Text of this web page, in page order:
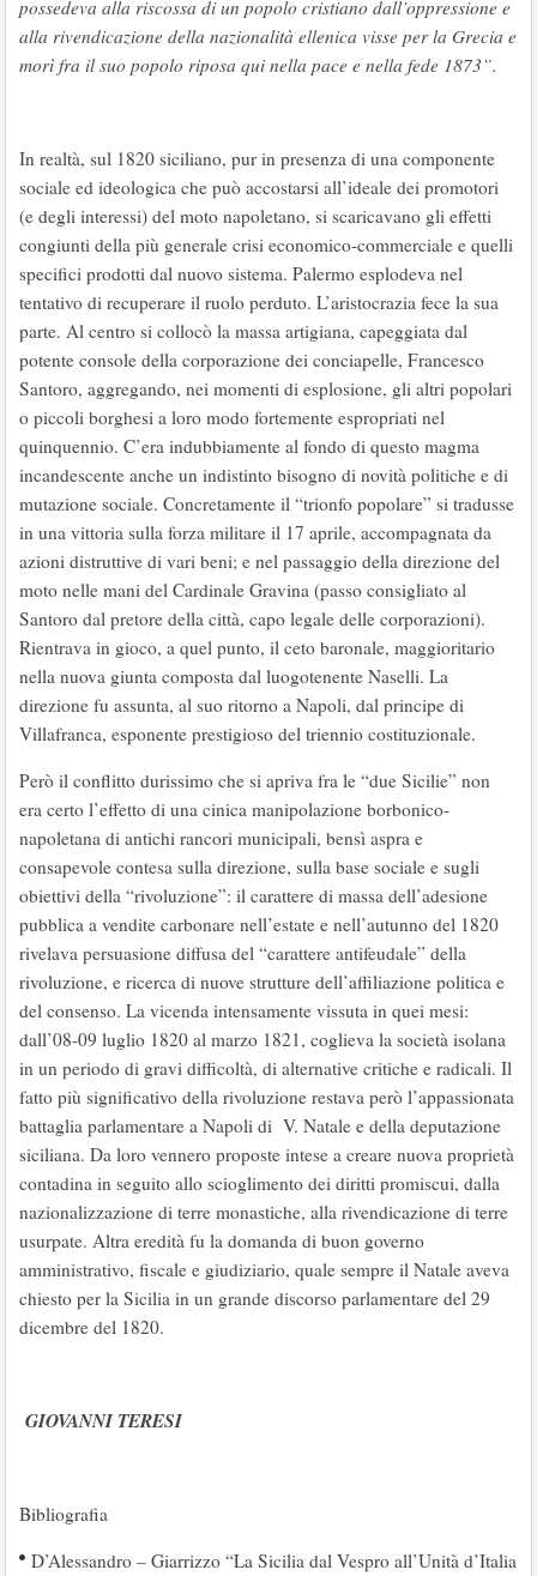
possedeva alla riscossa di un popolo cristiano dall’oppressione e
alla rivendicazione della nazionalità ellenica visse per la Grecia e
morì fra il suo popolo riposa qui nella pace e nella fede 1873”.
In realtà, sul 1820 siciliano, pur in presenza di una componente
sociale ed ideologica che può accostarsi all’ideale dei promotori
(e degli interessi) del moto napoletano, si scaricavano gli effetti
congiunti della più generale crisi economico-commerciale e quelli
specifici prodotti dal nuovo sistema. Palermo esplodeva nel
tentativo di recuperare il ruolo perduto. L’aristocrazia fece la sua
parte. Al centro si collocò la massa artigiana, capeggiata dal
potente console della corporazione dei conciapelle, Francesco
Santoro, aggregando, nei momenti di esplosione, gli altri popolari
o piccoli borghesi a loro modo fortemente espropriati nel
quinquennio. C’era indubbiamente al fondo di questo magma
incandescente anche un indistinto bisogno di novità politiche e di
mutazione sociale. Concretamente il “trionfo popolare” si tradusse
in una vittoria sulla forza militare il 17 aprile, accompagnata da
azioni distruttive di vari beni; e nel passaggio della direzione del
moto nelle mani del Cardinale Gravina (passo consigliato al
Santoro dal pretore della città, capo legale delle corporazioni).
Rientrava in gioco, a quel punto, il ceto baronale, maggioritario
nella nuova giunta composta dal luogotenente Naselli. La
direzione fu assunta, al suo ritorno a Napoli, dal principe di
Villafranca, esponente prestigioso del triennio costituzionale.
Però il conflitto durissimo che si apriva fra le “due Sicilie” non
era certo l’effetto di una cinica manipolazione borbonico-
napoletana di antichi rancori municipali, bensì aspra e
consapevole contesa sulla direzione, sulla base sociale e sugli
obiettivi della “rivoluzione”: il carattere di massa dell’adesione
pubblica a vendite carbonare nell’estate e nell’autunno del 1820
rivelava persuasione diffusa del “carattere antifeudale” della
rivoluzione, e ricerca di nuove strutture dell’affiliazione politica e
del consenso. La vicenda intensamente vissuta in quei mesi:
dall’08-09 luglio 1820 al marzo 1821, coglieva la società isolana
in un periodo di gravi difficoltà, di alternative critiche e radicali. Il
fatto più significativo della rivoluzione restava però l’appassionata
battaglia parlamentare a Napoli di V. Natale e della deputazione
siciliana. Da loro vennero proposte intese a creare nuova proprietà
contadina in seguito allo scioglimento dei diritti promiscui, dalla
nazionalizzazione di terre monastiche, alla rivendicazione di terre
usurpate. Altra eredità fu la domanda di buon governo
amministrativo, fiscale e giudiziario, quale sempre il Natale aveva
chiesto per la Sicilia in un grande discorso parlamentare del 29
dicembre del 1820.
GIOVANNI TERESI
Bibliografia
D’Alessandro – Giarrizzo “La Sicilia dal Vespro all’Unità d’Italia